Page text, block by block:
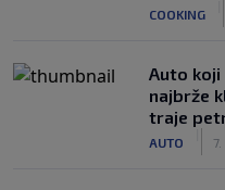
COOKING
Auto koji
najbrže
traje
AUTO 7.